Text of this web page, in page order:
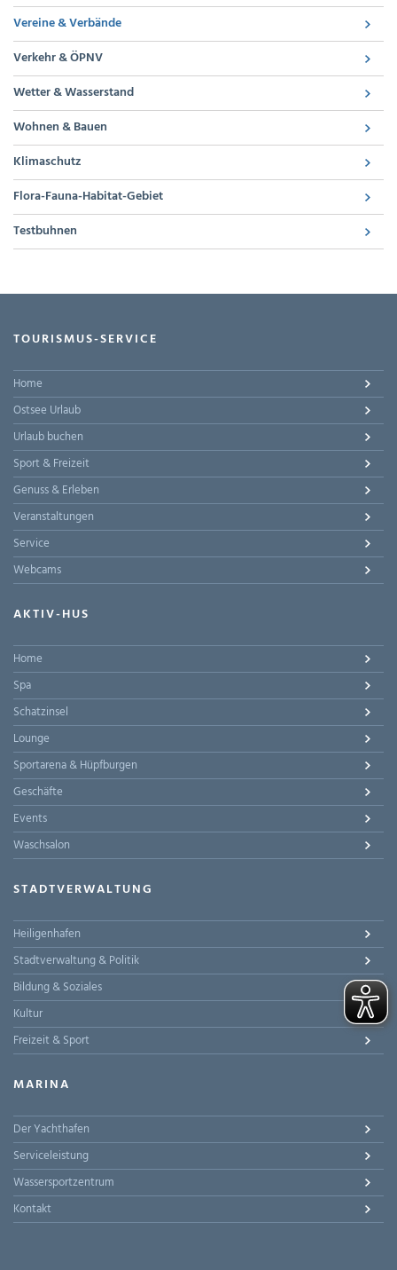
Vereine & Verbände
Verkehr & ÖPNV
Wetter & Wasserstand
Wohnen & Bauen
Klimaschutz
Flora-Fauna-Habitat-Gebiet
Testbuhnen
TOURISMUS-SERVICE
Home
Ostsee Urlaub
Urlaub buchen
Sport & Freizeit
Genuss & Erleben
Veranstaltungen
Service
Webcams
AKTIV-HUS
Home
Spa
Schatzinsel
Lounge
Sportarena & Hüpfburgen
Geschäfte
Events
Waschsalon
STADTVERWALTUNG
Heiligenhafen
Stadtverwaltung & Politik
Bildung & Soziales
Kultur
Freizeit & Sport
MARINA
Der Yachthafen
Serviceleistung
Wassersportzentrum
Kontakt